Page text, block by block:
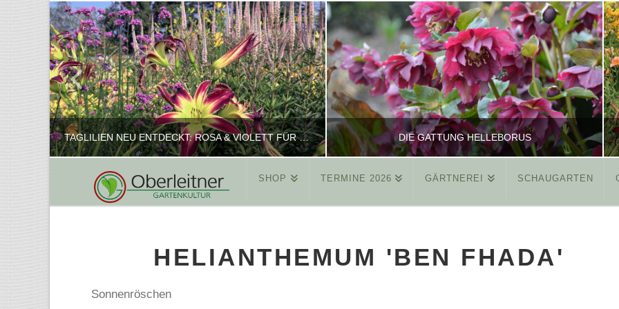
TAGLILIEN NEU ENTDECKT: ROSA & VIOLETT FÜR ROMANTISCHE PFLANZKOMBINATIONEN
REINHARD
FEBRUAR 16, 2025
DIE GATTUNG HELLEBORUS
REINHARD
MÄRZ 26, 2015
SHOP TERMINE 2026 GÄRTNEREI SCHAUGARTEN
HELIANTHEMUM 'BEN FHADA'
Sonnenröschen